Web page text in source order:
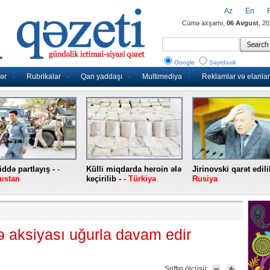
Rubrikalar Qan yaddaşı Multimediya Reklamlar və elanlar
Az En
Cümə axşamı, 06 Avgust ,
Google Saytdaxili
partlayış - -
Külli miqdarda heroin ələ
keçirilib - - Türkiyə
Jirinovski qarət
Rusiya
aksiyası uğurla davam edir